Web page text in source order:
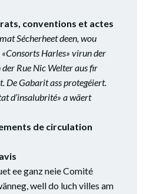
conventions et actes
Sécherheet deen, wou
«Consorts Harles» virun der
Rue Nic Welter aus fir
Gabarit ass protegéiert.
d’insalubrité» a wäert
de circulation
ee ganz neie Comité
well do luch villes am